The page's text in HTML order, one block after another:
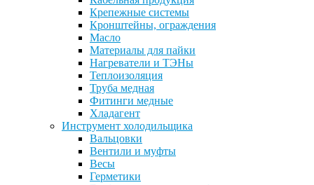
Крепежные системы
Кронштейны, ограждения
Масло
Материалы для пайки
Нагреватели и ТЭНы
Теплоизоляция
Труба медная
Фитинги медные
Хладагент
Инструмент холодильщика
Вальцовки
Вентили и муфты
Весы
Герметики